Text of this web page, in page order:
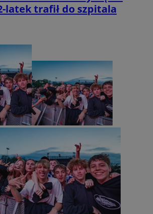
latek trafił do szpitala